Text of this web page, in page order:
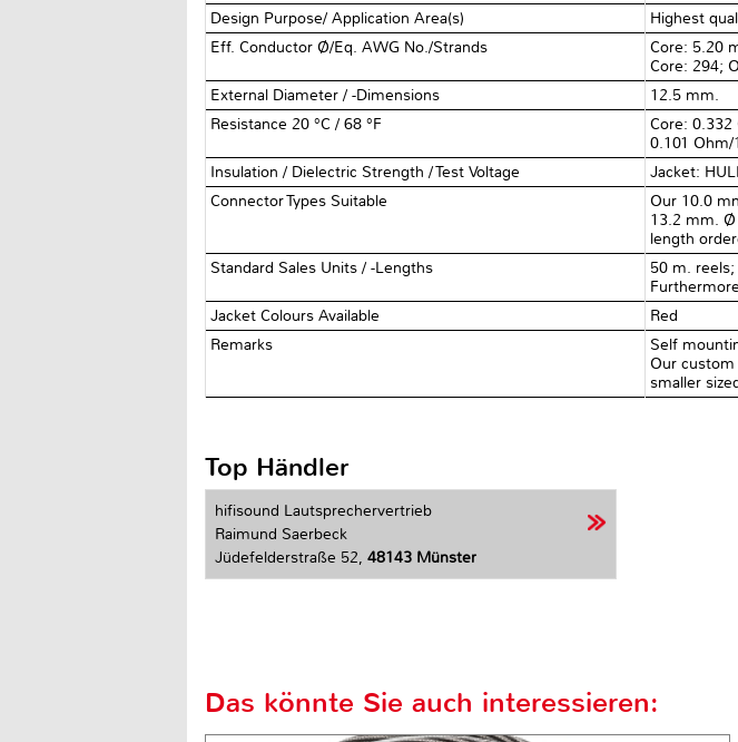
Design Purpose/ Application Area(s)
Highest
Eff. Conductor Ø/Eq. AWG No./Strands
Core: 5.20
Core: 294;
External Diameter / -Dimensions
12.5 mm.
Resistance 20 °C / 68 °F
Core:
0.101 Ohm/
Insulation / Dielectric Strength / Test Voltage
Jacket:
Connector Types Suitable
Our 10.0
13.2 mm. Ø
length
Standard Sales Units / -Lengths
50 m.
Jacket Colours Available
Red
Remarks
Self
Our custom
smaller
Top Händler
hifisound Lautsprechervertrieb
Raimund Saerbeck
Jüdefelderstraße 52, 48143 Münster
Das könnte Sie auch interessieren: